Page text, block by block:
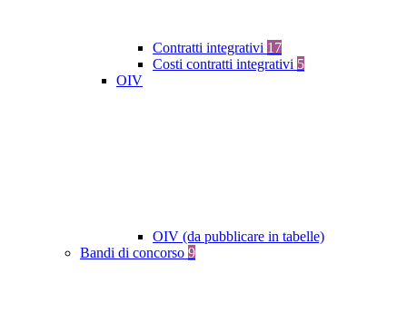
Contratti integrativi 17
Costi contratti integrativi 5
OIV
OIV (da pubblicare in tabelle)
Bandi di concorso 9